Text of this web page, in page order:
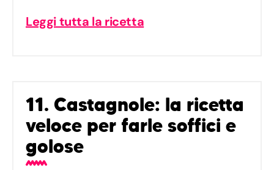
Leggi tutta la ricetta
11. Castagnole: la ricetta
veloce per farle soffici e
golose